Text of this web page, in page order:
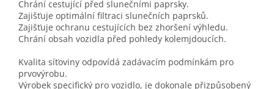
Chrání cestující před slunečními paprsky.
Zajišťuje optimální filtraci slunečních paprsků.
Zajišťuje ochranu cestujících bez zhoršení výhledu.
Chrání obsah vozidla před pohledy kolemjdoucích.
Kvalita síťoviny odpovídá zadávacím podmínkám pro
prvovýrobu.
Výrobek specifický pro vozidlo, je dokonale přizpůsobený